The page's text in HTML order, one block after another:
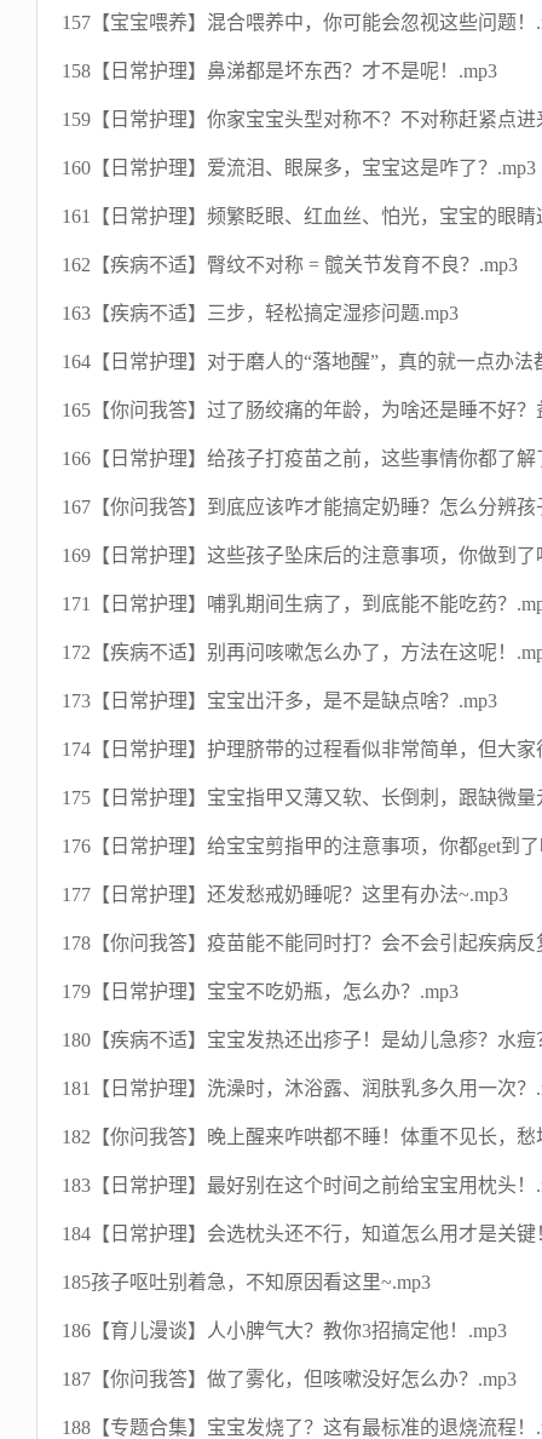
157【宝宝喂养】混合喂养中，你可能会忽视这些问题！
158【日常护理】鼻涕都是坏东西？才不是呢！.mp3
159【日常护理】你家宝宝头型对称不？不对称赶紧点进
160【日常护理】爱流泪、眼屎多，宝宝这是咋了？.mp3
161【日常护理】频繁眨眼、红血丝、怕光，宝宝的眼睛
162【疾病不适】臀纹不对称 = 髋关节发育不良？.mp3
163【疾病不适】三步，轻松搞定湿疹问题.mp3
164【日常护理】对于磨人的“落地醒”，真的就一点办法
165【你问我答】过了肠绞痛的年龄，为啥还是睡不好
166【日常护理】给孩子打疫苗之前，这些事情你都了解
167【你问我答】到底应该咋才能搞定奶睡？怎么分辨
169【日常护理】这些孩子坠床后的注意事项，你做到了
171【日常护理】哺乳期间生病了，到底能不能吃药？
172【疾病不适】别再问咳嗽怎么办了，方法在这呢！
173【日常护理】宝宝出汗多，是不是缺点啥？.mp3
174【日常护理】护理脐带的过程看似非常简单，但大家
175【日常护理】宝宝指甲又薄又软、长倒刺，跟缺微量
176【日常护理】给宝宝剪指甲的注意事项，你都get到了
177【日常护理】还发愁戒奶睡呢？这里有办法~.mp3
178【你问我答】疫苗能不能同时打？会不会引起疾病反
179【日常护理】宝宝不吃奶瓶，怎么办？.mp3
180【疾病不适】宝宝发热还出疹子！是幼儿急疹？水痘
181【日常护理】洗澡时，沐浴露、润肤乳多久用一次？
182【你问我答】晚上醒来咋哄都不睡！体重不见长，愁
183【日常护理】最好别在这个时间之前给宝宝用枕头！
184【日常护理】会选枕头还不行，知道怎么用才是关键
185孩子呕吐别着急，不知原因看这里~.mp3
186【育儿漫谈】人小脾气大？教你3招搞定他！.mp3
187【你问我答】做了雾化，但咳嗽没好怎么办？.mp3
188【专题合集】宝宝发烧了？这有最标准的退烧流程！